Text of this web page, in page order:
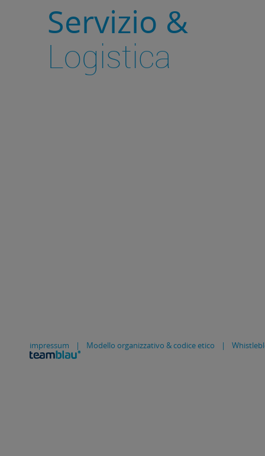
Servizio &
Logistica
impressum | Modello organizzativo & codice etico |